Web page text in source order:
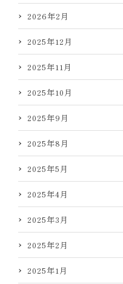
2026年2月
2025年12月
2025年11月
2025年10月
2025年9月
2025年8月
2025年5月
2025年4月
2025年3月
2025年2月
2025年1月